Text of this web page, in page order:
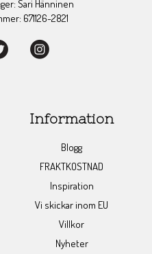
Sari Hänninen
671126-2821
Information
Blogg
FRAKTKOSTNAD
Inspiration
Vi skickar inom EU
Villkor
Nyheter